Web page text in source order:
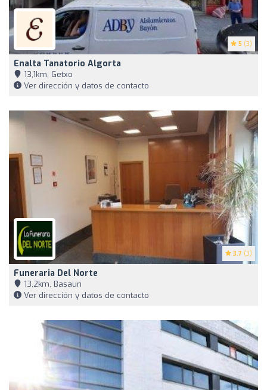
5 (3)
Enalta Tanatorio Algorta
13,1km, Getxo
Ver dirección y datos de contacto
3.7 (3)
Funeraria Del Norte
13,2km, Basauri
Ver dirección y datos de contacto